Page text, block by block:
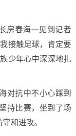
房春海一见到记者
接触足球，肯定要
少年心中深深地扎
对抗中不小心踩到
持比赛，坐到了场
和进攻。